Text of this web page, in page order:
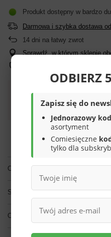
Produkt dostępny w bardzo
Darmowa i szybka dostawa od
14 dni na łatwy zwrot
Sprawdź, w którym sklepie
Darmowa dostawa do
Smile - dostawy ze sklepów
Więcej informacji.
OPIS
SZCZEGÓŁOWE DANE
OPINIE
ODBIERZ
Zapisz się do
Jednorazowy
asortyment
Comiesięczne
tylko dla